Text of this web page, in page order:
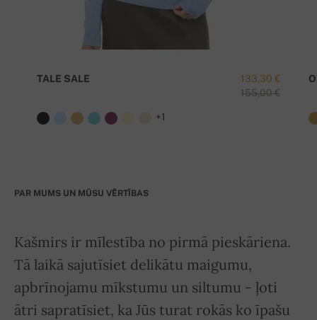
133,30 €
155,00 €
TALE SALE
+1
PAR MUMS UN MŪSU VĒRTĪBAS
Kašmirs ir mīlestība no pirmā pieskāriena.
Tā laikā sajutīsiet delikātu maigumu,
apbrīnojamu mīkstumu un siltumu - ļoti
ātri sapratīsiet, ka Jūs turat rokās ko īpašu